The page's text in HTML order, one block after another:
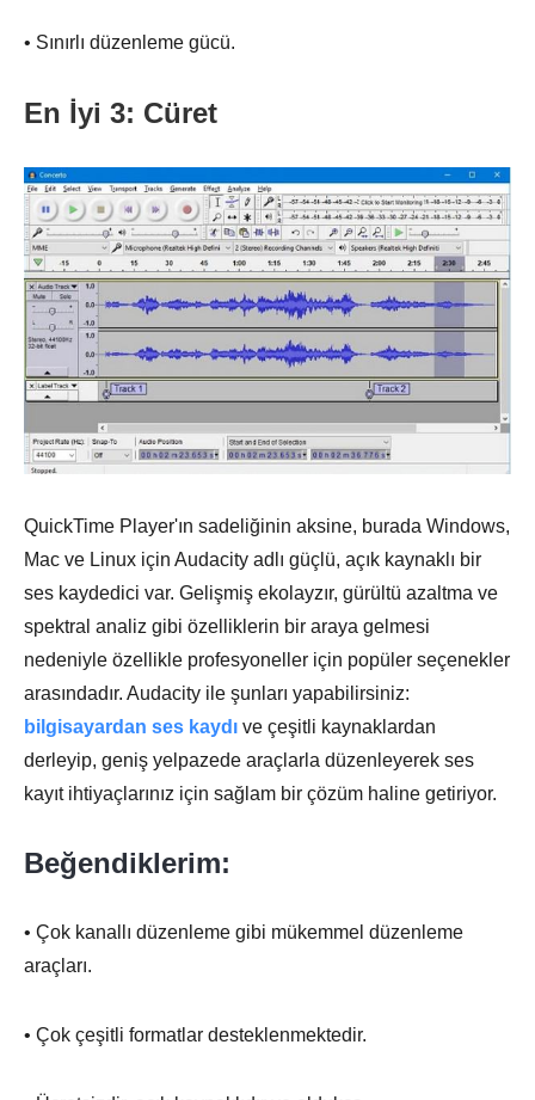
• Sınırlı düzenleme gücü.
En İyi 3: Cüret
QuickTime Player'ın sadeliğinin aksine, burada Windows,
Mac ve Linux için Audacity adlı güçlü, açık kaynaklı bir
ses kaydedici var. Gelişmiş ekolayzır, gürültü azaltma ve
spektral analiz gibi özelliklerin bir araya gelmesi
nedeniyle özellikle profesyoneller için popüler seçenekler
arasındadır. Audacity ile şunları yapabilirsiniz:
bilgisayardan ses kaydı ve çeşitli kaynaklardan
derleyip, geniş yelpazede araçlarla düzenleyerek ses
kayıt ihtiyaçlarınız için sağlam bir çözüm haline getiriyor.
Beğendiklerim:
• Çok kanallı düzenleme gibi mükemmel düzenleme
araçları.
• Çok çeşitli formatlar desteklenmektedir.